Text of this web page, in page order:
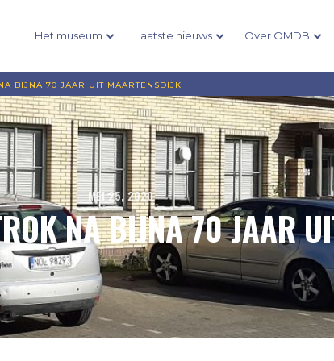
Het museum Laatste nieuws Over OMDB
BIJNA 70 JAAR UIT MAARTENSDIJK
MEI 25, 2020
NA BIJNA 70 JAAR